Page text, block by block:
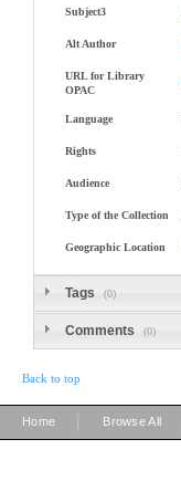
Subject3
Alt Author
URL for Library
OPAC
Language
Rights
Audience
Type of the Collection
Geographic Location
Tags (0)
Comments (0)
Back to top
Home Browse All